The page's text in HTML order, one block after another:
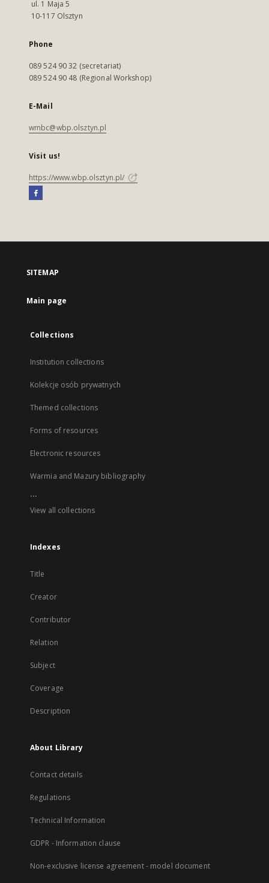
ul. 1 Maja 5
10-117 Olsztyn
Phone
089 524 90 32 (secretariat)
089 524 90 48 (Regional Workshop)
E-Mail
wmbc@wbp.olsztyn.pl
Visit us!
https://www.wbp.olsztyn.pl/
SITEMAP
Main page
Collections
Institution collections
Kolekcje osób prywatnych
Themed collections
Forms of resources
Electronic resources
Warmia and Mazury bibliography
...
View all collections
Indexes
Title
Creator
Contributor
Relation
Subject
Coverage
Description
About Library
Contact details
Regulations
Technical Information
GDPR - Information clause
Non-exclusive license agreement - model document